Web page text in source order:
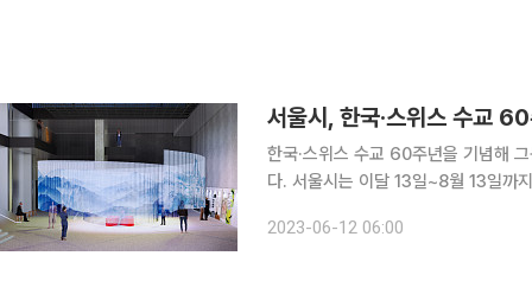
서울시, 한국·스위스 수교
한국·스위스 수교 60주년을 기념해
다. 서울시는 이달 13일~8월 13일까지 서울도시건축전시관 비움홀 및 갤러리3에서 한국·스위스 수
스위스 대사관의 협업으로 진행한다.
2023-06-12 06:00